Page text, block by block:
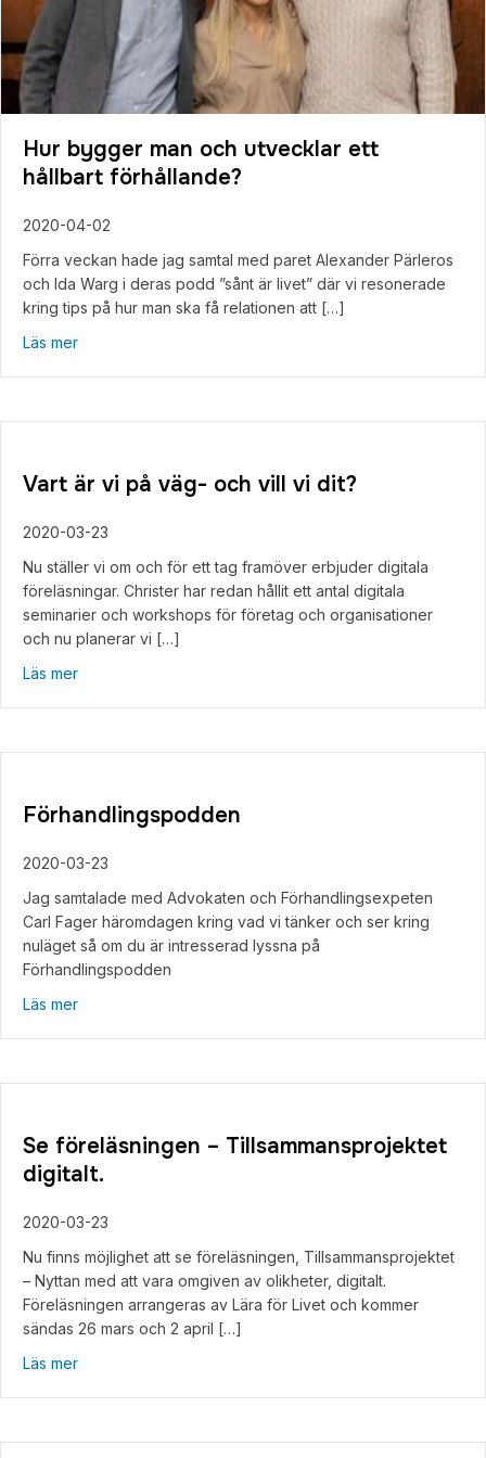
Hur bygger man och utvecklar ett
hållbart förhållande?
2020-04-02
Förra veckan hade jag samtal med paret Alexander Pärleros
och Ida Warg i deras podd ”sånt är livet” där vi resonerade
kring tips på hur man ska få relationen att […]
Läs merabout Hur bygger man och utvecklar ett hållbart
Vart är vi på väg- och vill vi dit?
2020-03-23
Nu ställer vi om och för ett tag framöver erbjuder digitala
föreläsningar. Christer har redan hållit ett antal digitala
seminarier och workshops för företag och organisationer
och nu planerar vi […]
Läs merabout Vart är vi på väg- och vill vi dit?
Förhandlingspodden
2020-03-23
Jag samtalade med Advokaten och Förhandlingsexpeten
Carl Fager häromdagen kring vad vi tänker och ser kring
nuläget så om du är intresserad lyssna på
Förhandlingspodden
Läs merabout Förhandlingspodden
Se föreläsningen – Tillsammansprojektet
digitalt.
2020-03-23
Nu finns möjlighet att se föreläsningen, Tillsammansprojektet
– Nyttan med att vara omgiven av olikheter, digitalt.
Föreläsningen arrangeras av Lära för Livet och kommer
sändas 26 mars och 2 april […]
Läs merabout Se föreläsningen – Tillsammansprojektet digitalt.